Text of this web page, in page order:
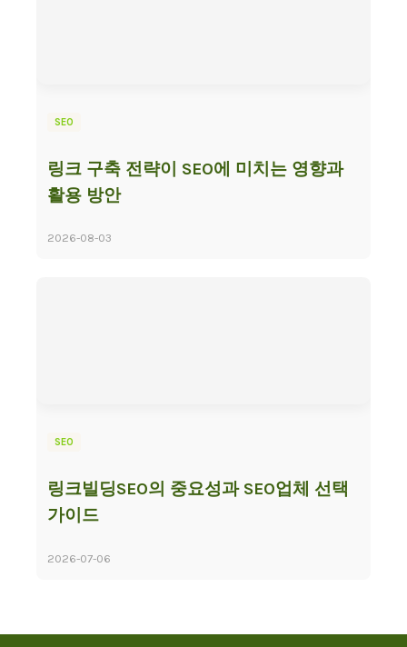
SEO
링크 구축 전략이 SEO에 미치는 영향과
활용 방안
2026-08-03
SEO
링크빌딩SEO의 중요성과 SEO업체 선택
가이드
2026-07-06